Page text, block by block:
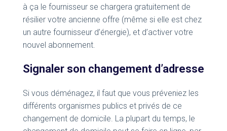
à ça le fournisseur se chargera gratuitement de
résilier votre ancienne offre (même si elle est chez
un autre fournisseur d’énergie), et d’activer votre
nouvel abonnement.
Signaler son changement d’adresse
Si vous déménagez, il faut que vous préveniez les
différents organismes publics et privés de ce
changement de domicile. La plupart du temps, le